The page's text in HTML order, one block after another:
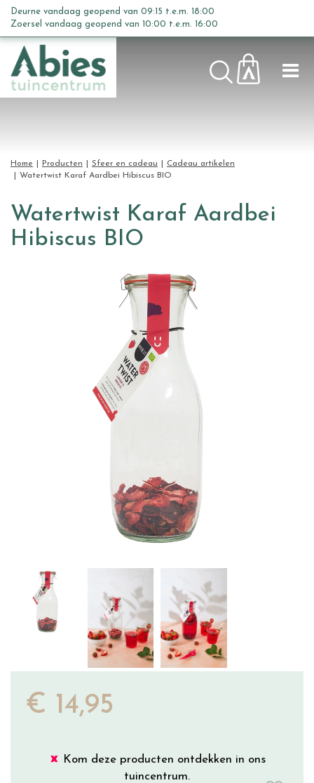
n
Home Producten Sfeer en cadeau
Cadeau artikelen
Watertwist Karaf Aardbei Hibiscus BIO
Deurne vandaag geopend van 09:15 t.e.m. 18:00
Zoersel vandaag geopend van 10:00 t.e.m. 16:00
Watertwist Karaf Aardbei
Hibiscus BIO
€ 14,95
Kom deze producten ontdekken in ons
tuincentrum.